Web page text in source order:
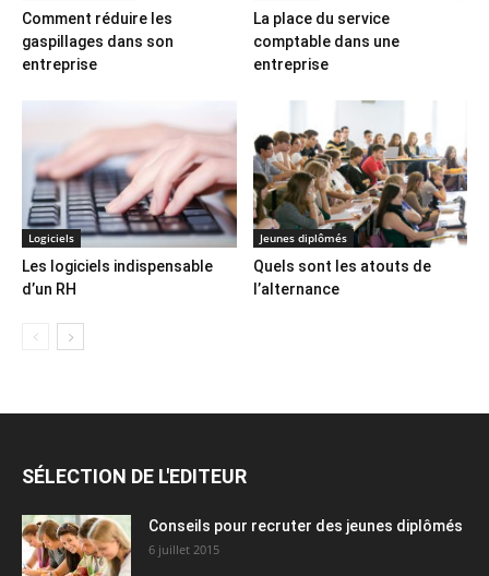
Comment réduire les
gaspillages dans son
entreprise
La place du service
comptable dans une
entreprise
Logiciels
Les logiciels indispensable
d’un RH​
Jeunes diplômés
Quels sont les atouts de
l’alternance
SÉLECTION DE L'EDITEUR
Conseils pour recruter des jeunes diplômés
6 juillet 2015